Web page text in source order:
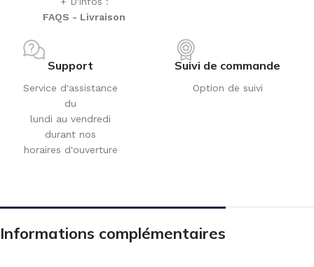
FAQS - Livraison
Support
Service d'assistance
du
lundi au vendredi
durant nos
horaires d'ouverture
Suivi de commande
Option de suivi
Informations complémentaires